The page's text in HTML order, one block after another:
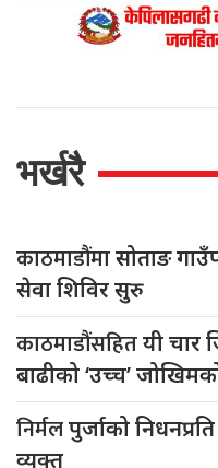
भर्खरै
काठमाडौंमासोताङ
सेवा शिविर सुरु
काठमाडौंसहितयी
बाढीको ‘उच्च’
निर्मलपुर्जाको
व्यक्त